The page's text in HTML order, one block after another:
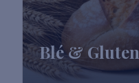
Blé & Gluten